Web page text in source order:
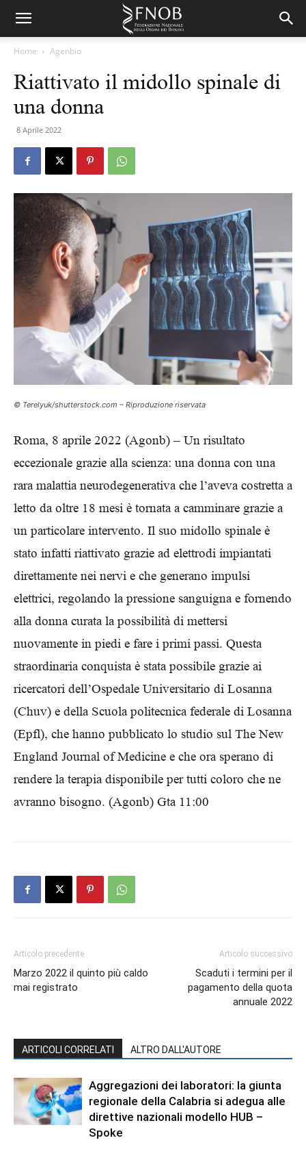
Home Agenbio
Riattivato il midollo spinale di
una donna
8 Aprile 2022
© Terelyuk/shutterstock.com – Riproduzione riservata
Roma, 8 aprile 2022 (Agonb) – Un risultato
eccezionale grazie alla scienza: una donna con una
rara malattia neurodegenerativa che l’aveva costretta a
letto da oltre 18 mesi è tornata a camminare grazie a
un particolare intervento. Il suo midollo spinale è
stato infatti riattivato grazie ad elettrodi impiantati
direttamente nei nervi e che generano impulsi
elettrici, regolando la pressione sanguigna e fornendo
alla donna curata la possibilità di mettersi
nuovamente in piedi e fare i primi passi. Questa
straordinaria conquista è stata possibile grazie ai
ricercatori dell’Ospedale Universitario di Losanna
(Chuv) e della Scuola politecnica federale di Losanna
(Epfl), che hanno pubblicato lo studio sul The New
England Journal of Medicine e che ora sperano di
rendere la terapia disponibile per tutti coloro che ne
avranno bisogno. (Agonb) Gta 11:00
Articolo precedente
Marzo 2022 il quinto più caldo
mai registrato
Articolo successivo
Scaduti i termini per il
pagamento della quota
annuale 2022
ARTICOLI CORRELATI ALTRO DALL'AUTORE
Aggregazioni dei laboratori: la giunta
regionale della Calabria si adegua alle
direttive nazionali modello HUB –
Spoke